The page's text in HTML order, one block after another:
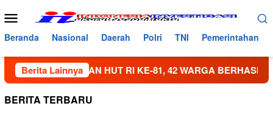
ke
konten
Menu
Mobile
Beranda Nasional Daerah Polri TNI Pemerintahan
Berita Lainnya
MERIAHKAN HUT RI KE-81, 42 WARGA BERHASIL
BERITA TERBARU